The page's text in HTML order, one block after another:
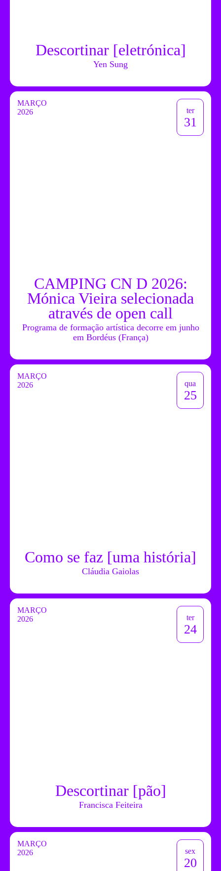
Descortinar [eletrónica]
Yen Sung
MARÇO
2026
ter
31
CAMPING CN D 2026:
Mónica Vieira selecionada
através de open call
Programa de formação artística decorre em junho
em Bordéus (França)
MARÇO
2026
qua
25
Como se faz [uma história]
Cláudia Gaiolas
MARÇO
2026
ter
24
Descortinar [pão]
Francisca Feiteira
MARÇO
2026
sex
20